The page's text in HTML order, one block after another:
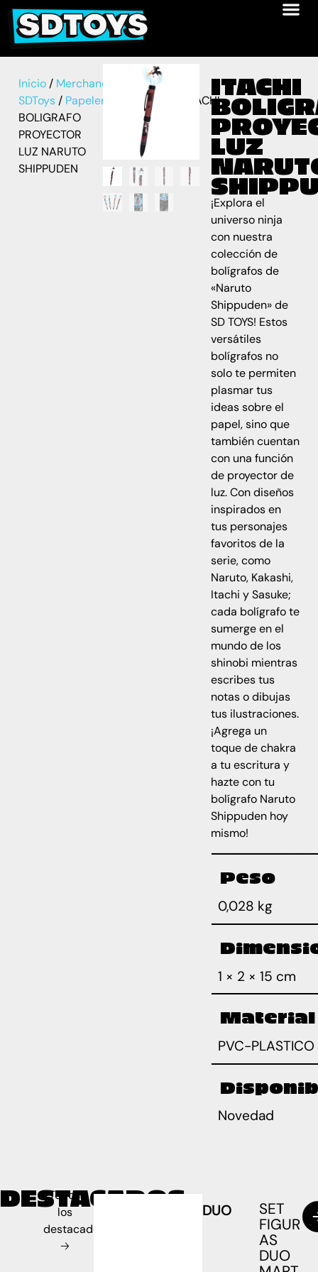
Inicio / Merchandise
SDToys / Papelería Bolígrafos
/ ITACHI
BOLIGRAFO
PROYECTOR
LUZ NARUTO
SHIPPUDEN
ITACHI
LUZ
¡Explora el
universo ninja
con nuestra
colección de
bolígrafos de
«Naruto
Shippuden» de
SD TOYS! Estos
versátiles
bolígrafos no
solo te permiten
plasmar tus
ideas sobre el
papel, sino que
también cuentan
con una función
de proyector de
luz. Con diseños
inspirados en
tus personajes
favoritos de la
serie, como
Naruto, Kakashi,
Itachi y Sasuke;
cada bolígrafo te
sumerge en el
mundo de los
shinobi mientras
escribes tus
notas o dibujas
tus ilustraciones.
¡Agrega un
toque de chakra
a tu escritura y
hazte con tu
bolígrafo Naruto
Shippuden hoy
mismo!
Peso
0,028 kg
1 × 2 × 15 cm
Material
PVC-PLASTICO
Novedad
DESTACADOS
Todos
los
destacados
🡢
DUO
SET
FIGUR
AS
DUO